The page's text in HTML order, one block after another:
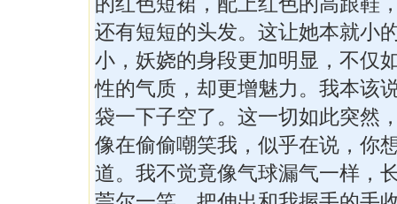
还有短短的头发。这让她本就小
小，妖娆的身段更加明显，不仅
性的气质，却更增魅力。我本该
袋一下子空了。这一切如此突然
像在偷偷嘲笑我，似乎在说，你
道。我不觉竟像气球漏气一样，